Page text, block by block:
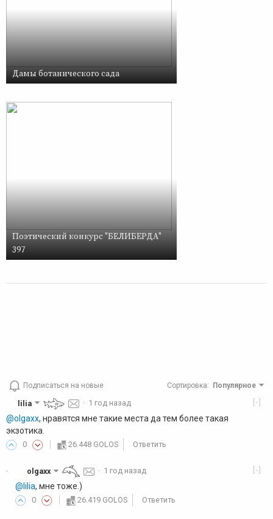
Дамы ботанического сада
Поэтический конкурс "БЕЛИБЕРДА"
397
Подписаться на новые Сортировка: Популярное
[-]
lilia · 1 год назад
@olgaxx, нравятся мне такие места да тем более такая
экзотика.
0 26.448 GOLOS Ответить
· [-]
olgaxx · 1 год назад
@lilia, мне тоже.)
0 26.419 GOLOS Ответить